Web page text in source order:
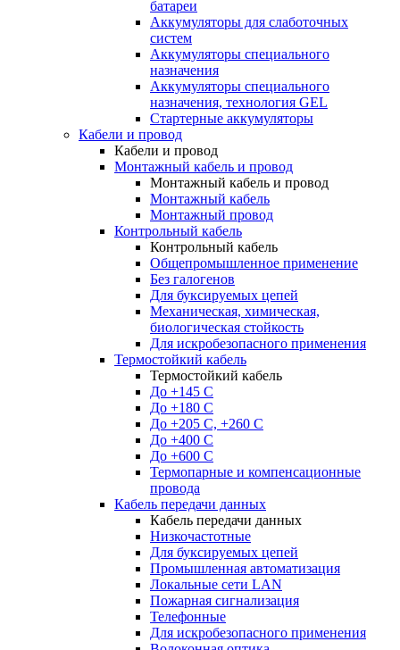
батареи
Аккумуляторы для слаботочных
систем
Аккумуляторы специального
назначения
Аккумуляторы специального
назначения, технология GEL
Стартерные аккумуляторы
Кабели и провод
Кабели и провод
Монтажный кабель и провод
Монтажный кабель и провод
Монтажный кабель
Монтажный провод
Контрольный кабель
Контрольный кабель
Общепромышленное применение
Без галогенов
Для буксируемых цепей
Механическая, химическая,
биологическая стойкость
Для искробезопасного применения
Термостойкий кабель
Термостойкий кабель
До +145 С
До +180 C
До +205 С, +260 С
До +400 C
До +600 С
Термопарные и компенсационные
провода
Кабель передачи данных
Кабель передачи данных
Низкочастотные
Для буксируемых цепей
Промышленная автоматизация
Локальные сети LAN
Пожарная сигнализация
Телефонные
Для искробезопасного применения